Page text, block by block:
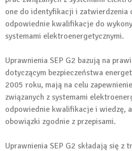
one do identyfikacji i zatwierdzenia
odpowiednie kwalifikacje do
systemami elektroenergetycznymi.
Uprawnienia SEP G2 bazują na
dotyczącym bezpieczeństwa
2005 roku, mają na celu
związanych z systemami
odpowiednie kwalifikacje i wiedzę,
obowiązki zgodnie z przepisami.
Uprawnienia SEP G2 składają się z